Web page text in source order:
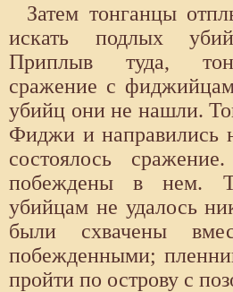
Затем тонганцы
искать подлых
Приплыв туда,
сражение с
убийц они не нашли.
Фиджи и направились
состоялось
побеждены в нем.
убийцам не удалось
были схвачены
побежденными;
пройти по острову с